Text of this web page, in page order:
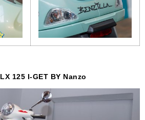
125 I-GET BY Nanzo